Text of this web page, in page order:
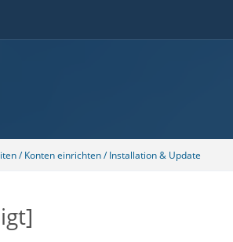
/ Konten einrichten / Installation & Update